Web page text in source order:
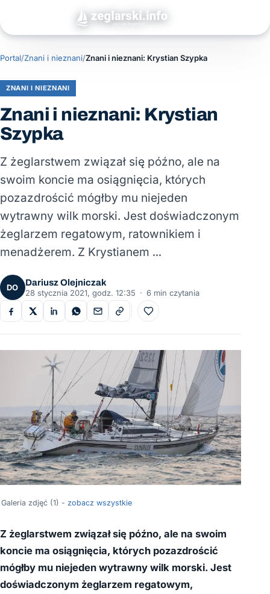
Portal/Znani i nieznani/Znani i nieznani: Krystian Szypka
ZNANI I NIEZNANI
Znani i nieznani: Krystian
Szypka
Z żeglarstwem związał się późno, ale na
swoim koncie ma osiągnięcia, których
pozazdrościć mógłby mu niejeden
wytrawny wilk morski. Jest doświadczonym
żeglarzem regatowym, ratownikiem i
menadżerem. Z Krystianem …
DO
Dariusz Olejniczak
28 stycznia 2021, godz. 12:35 · 6 min czytania
Do ulubionych
Galeria zdjęć (1) - zobacz wszystkie
Z żeglarstwem związał się późno, ale na swoim
koncie ma osiągnięcia, których pozazdrościć
mógłby mu niejeden wytrawny wilk morski. Jest
doświadczonym żeglarzem regatowym,